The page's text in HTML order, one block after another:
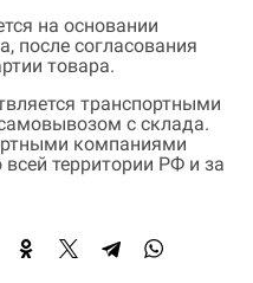
на основании
после согласования
товара.
транспортными
с склада.
компаниями
территории РФ и за